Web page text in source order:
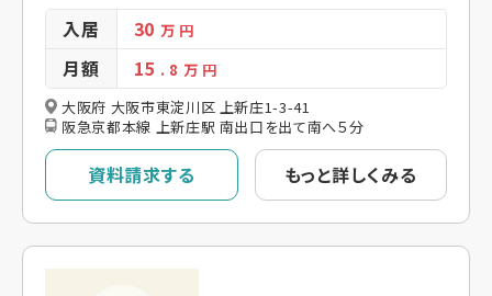
入居 30万 円
月額 15 . 8 万 円
大阪府 大阪市東淀川区 上新庄1-3-41
阪急京都本線 上新庄駅 南出口を出て南へ５分
資料請求する もっと詳しくみる